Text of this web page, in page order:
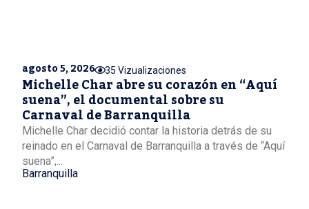
agosto 5, 2026 35 Vizualizaciones
Michelle Char abre su corazón en “Aquí
suena”, el documental sobre su
Carnaval de Barranquilla
Michelle Char decidió contar la historia detrás de su
reinado en el Carnaval de Barranquilla a través de “Aquí
suena”,...
Barranquilla